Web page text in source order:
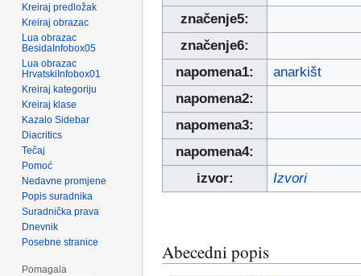
značenje5:
značenje6:
napomena1:
anarkišt
napomena2:
napomena3:
napomena4:
izvor:
Izvori
Abecedni popis
Kreiraj predložak
Kreiraj obrazac
Lua obrazac
BesidaInfobox05
Lua obrazac
HrvatskiInfobox01
Kreiraj kategoriju
Kreiraj klase
Kazalo Sidebar
Diacritics
Tečaj
Pomoć
Nedavne promjene
Popis suradnika
Suradnička prava
Dnevnik
Posebne stranice
Pomagala